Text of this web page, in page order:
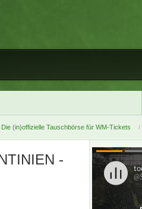
Die (in)offizielle Tauschbörse für WM-Tickets
-